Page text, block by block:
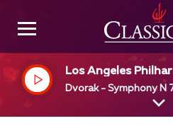
Los Angeles
vin, dir
Dvorak - Symphony N